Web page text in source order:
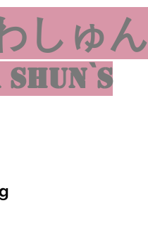
しゅん
shun`s